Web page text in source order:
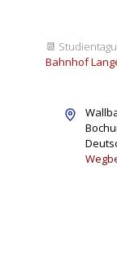
📆
Bahnhof
Adresse